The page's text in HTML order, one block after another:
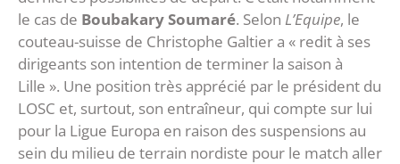
le cas de Boubakary Soumaré. Selon L’Equipe, le
couteau-suisse de Christophe Galtier a « redit à ses
dirigeants son intention de terminer la saison à
Lille ». Une position très apprécié par le président du
LOSC et, surtout, son entraîneur, qui compte sur lui
pour la Ligue Europa en raison des suspensions au
sein du milieu de terrain nordiste pour le match aller